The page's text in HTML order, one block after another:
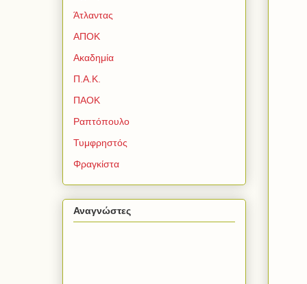
Άτλαντας
ΑΠΟΚ
Ακαδημία
Π.Α.Κ.
ΠΑΟΚ
Ραπτόπουλο
Τυμφρηστός
Φραγκίστα
Αναγνώστες